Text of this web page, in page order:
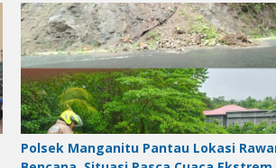
Polsek Manganitu Pantau Lokasi